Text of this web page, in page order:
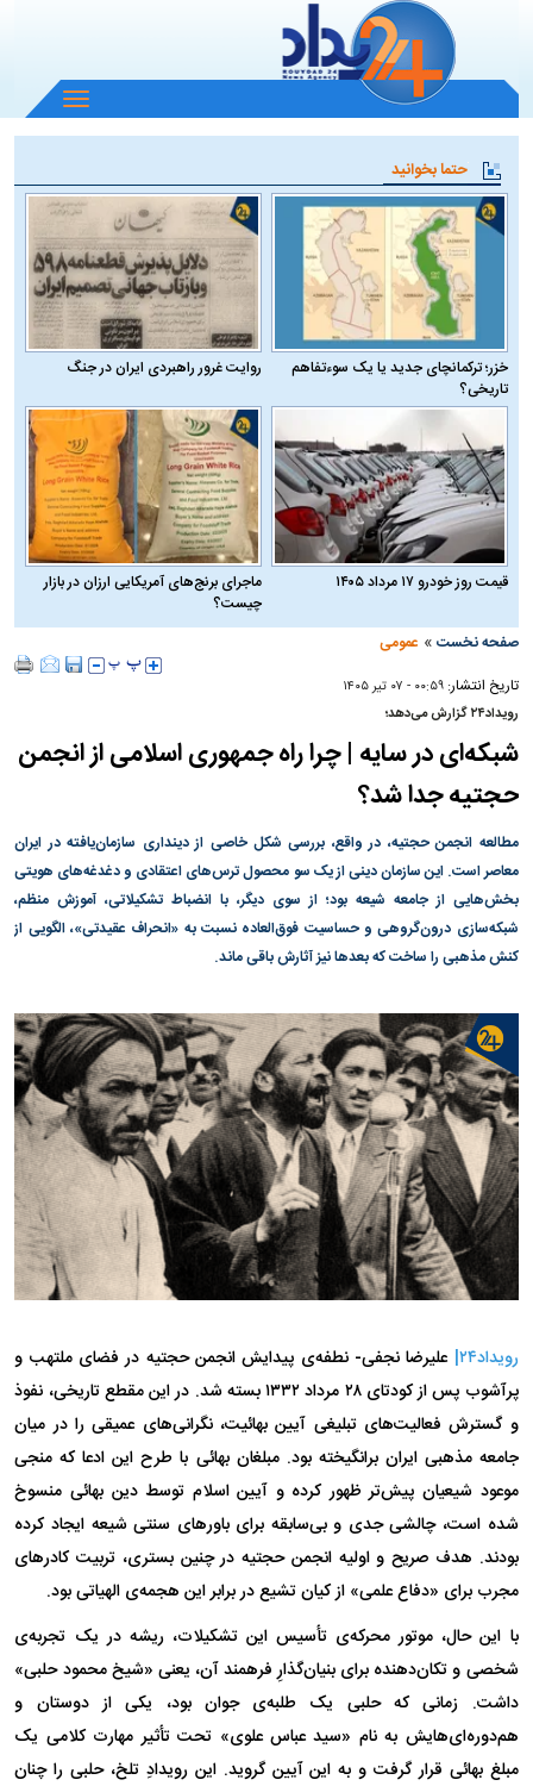
باز
و
منو
حتما بخوانید
خزر؛ ترکمانچای جدید یا یک سوءتفاهم
تاریخی؟
روایت غرور راهبردی ایران در جنگ
قیمت روز خودرو ۱۷ مرداد ۱۴۰۵
ماجرای برنج‌های آمریکایی ارزان در بازار
چیست؟
صفحه نخست » عمومی
تاریخ انتشار:۰۰:۵۹ - ۰۷ تير ۱۴۰۵
رویداد۲۴ گزارش می‌دهد؛
شبکه‌ای در سایه | چرا راه جمهوری اسلامی از انجمن
حجتیه جدا شد؟
مطالعه انجمن حجتیه، در واقع، بررسی شکل خاصی از دینداری سازمان‌یافته در ایران
معاصر است. این سازمان دینی از یک سو محصول ترس‌های اعتقادی و دغدغه‌های هویتی
بخش‌هایی از جامعه شیعه بود؛ از سوی دیگر، با انضباط تشکیلاتی، آموزش منظم،
شبکه‌سازی درون‌گروهی و حساسیت فوق‌العاده نسبت به «انحراف عقیدتی»، الگویی از
کنش مذهبی را ساخت که بعد‌ها نیز آثارش باقی ماند.
رویداد۲۴| علیرضا نجفی-نطفه‌ی پیدایش انجمن حجتیه در فضای ملتهب و
پرآشوب پس از کودتای ۲۸ مرداد ۱۳۳۲ بسته شد. در این مقطع تاریخی، نفوذ
و گسترش فعالیت‌های تبلیغی آیین بهائیت، نگرانی‌های عمیقی را در میان
جامعه مذهبی ایران برانگیخته بود. مبلغان بهائی با طرح این ادعا که منجی
موعود شیعیان پیش‌تر ظهور کرده و آیین اسلام توسط دین بهائی منسوخ
شده است، چالشی جدی و بی‌سابقه برای باور‌های سنتی شیعه ایجاد کرده
بودند. هدف صریح و اولیه انجمن حجتیه در چنین بستری، تربیت کادر‌های
مجرب برای «دفاع علمی» از کیان تشیع در برابر این هجمه‌ی الهیاتی بود.
با این حال، موتور محرکه‌ی تأسیس این تشکیلات، ریشه در یک تجربه‌ی
شخصی و تکان‌دهنده برای بنیان‌گذارِ فرهمند آن، یعنی «شیخ محمود حلبی»
داشت. زمانی که حلبی یک طلبه‌ی جوان بود، یکی از دوستان و
هم‌دوره‌ای‌هایش به نام «سید عباس علوی» تحت تأثیر مهارت کلامی یک
مبلغ بهائی قرار گرفت و به این آیین گروید. این رویدادِ تلخ، حلبی را چنان